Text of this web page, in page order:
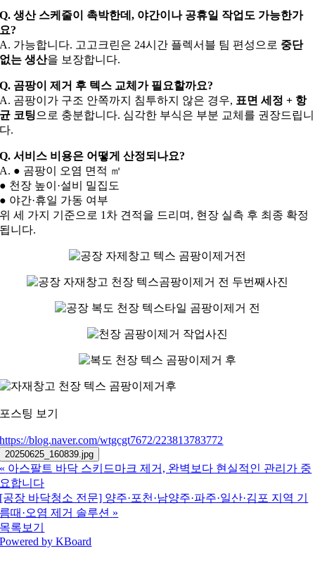
Q. 생산 스케줄이 촉박한데, 야간이나 공휴일 작업도 가능한가
요?
A. 가능합니다. 고고크린은 24시간 플렉서블 팀 편성으로 중단
없는 생산을 보장합니다.
Q. 곰팡이 제거 후 텍스 교체가 필요할까요?
A. 곰팡이가 구조 안쪽까지 침투하지 않은 경우, 표면 세정 + 항
균 코팅으로 충분합니다. 심각한 부식은 부분 교체를 권장드립니
다.
Q. 서비스 비용은 어떻게 산정되나요?
A. ● 곰팡이 오염 면적 ㎡
● 천장 높이·설비 밀집도
● 야간·휴일 가동 여부
위 세 가지 기준으로 1차 견적을 드리며, 현장 실측 후 최종 확정
됩니다.
포스팅 보기
https://blog.naver.com/wtgcgt7672/223813783772
20250625_160839.jpg
« 아스팔트 바닥 스키드마크 제거, 완벽보다 현실적인 관리가 중
요합니다
[공장 바닥청소 전문] 양주·포천·남양주·파주·일산·김포 지역 기
름때·오염 제거 솔루션 »
목록보기
Powered by KBoard